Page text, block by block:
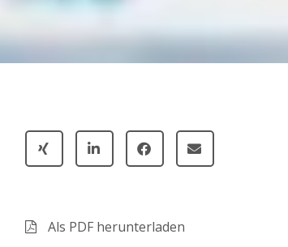
Als PDF herunterladen